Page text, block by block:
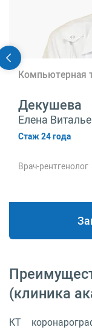
Компьютерная
Декушева
Елена
Стаж 24 года
Врач-рентгенолог
(клиника
КТ